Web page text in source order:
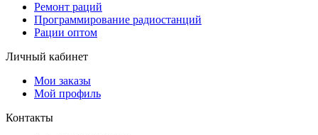
Ремонт раций
Программирование радиостанций
Рации оптом
Личный кабинет
Мои заказы
Мой профиль
Контакты